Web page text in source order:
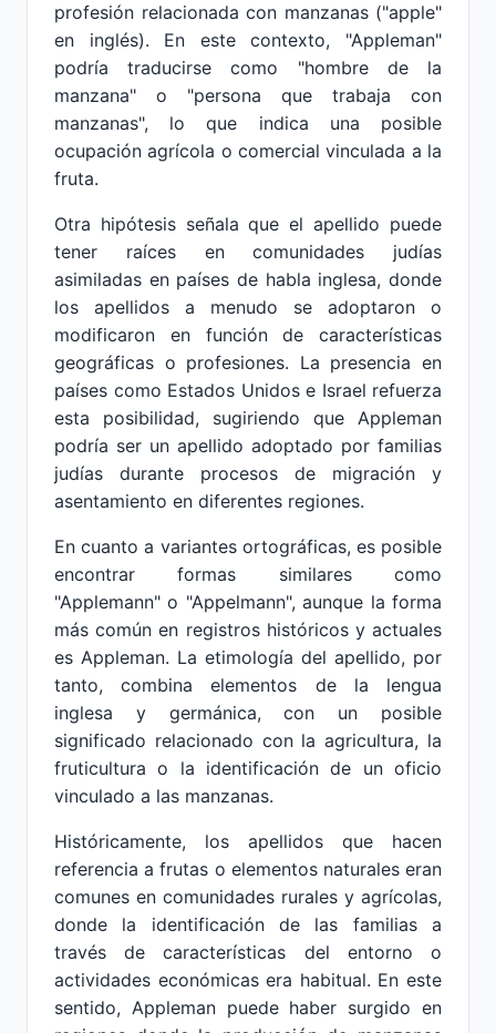
profesión relacionada con manzanas ("apple"
en inglés). En este contexto, "Appleman"
podría traducirse como "hombre de la
manzana" o "persona que trabaja con
manzanas", lo que indica una posible
ocupación agrícola o comercial vinculada a la
fruta.
Otra hipótesis señala que el apellido puede
tener raíces en comunidades judías
asimiladas en países de habla inglesa, donde
los apellidos a menudo se adoptaron o
modificaron en función de características
geográficas o profesiones. La presencia en
países como Estados Unidos e Israel refuerza
esta posibilidad, sugiriendo que Appleman
podría ser un apellido adoptado por familias
judías durante procesos de migración y
asentamiento en diferentes regiones.
En cuanto a variantes ortográficas, es posible
encontrar formas similares como
"Applemann" o "Appelmann", aunque la forma
más común en registros históricos y actuales
es Appleman. La etimología del apellido, por
tanto, combina elementos de la lengua
inglesa y germánica, con un posible
significado relacionado con la agricultura, la
fruticultura o la identificación de un oficio
vinculado a las manzanas.
Históricamente, los apellidos que hacen
referencia a frutas o elementos naturales eran
comunes en comunidades rurales y agrícolas,
donde la identificación de las familias a
través de características del entorno o
actividades económicas era habitual. En este
sentido, Appleman puede haber surgido en